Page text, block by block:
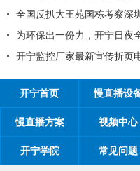
全国反扒大王苑国栋考察深
为环保出一份力，开宁日夜
开宁监控厂家最新宣传折页
开宁首页 慢直播设
慢直播方案 视频中心
开宁学院 常见问题